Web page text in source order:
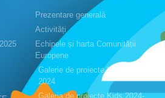
Prezentare generală
Activități
Echipele și harta Comunității
Europene
Galerie de proiecte Kids 2023-
2024
Galeria de proiecte Kids 2024-